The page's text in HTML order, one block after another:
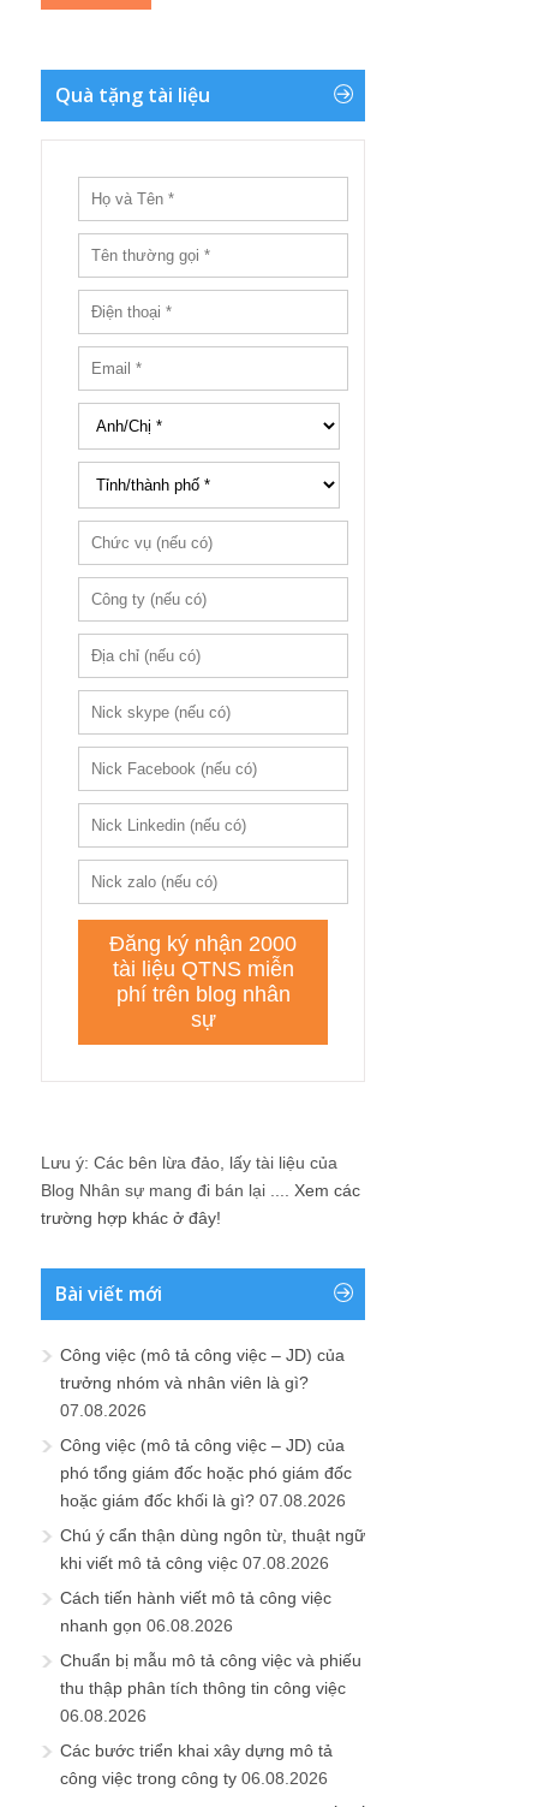
Quà tặng tài liệu
Lưu ý: Các bên lừa đảo, lấy tài liệu của
Blog Nhân sự mang đi bán lại .... Xem các
trường hợp khác ở đây!
Bài viết mới
Công việc (mô tả công việc – JD) của
trưởng nhóm và nhân viên là gì?
07.08.2026
Công việc (mô tả công việc – JD) của
phó tổng giám đốc hoặc phó giám đốc
hoặc giám đốc khối là gì? 07.08.2026
Chú ý cẩn thận dùng ngôn từ, thuật ngữ
khi viết mô tả công việc 07.08.2026
Cách tiến hành viết mô tả công việc
nhanh gọn 06.08.2026
Chuẩn bị mẫu mô tả công việc và phiếu
thu thập phân tích thông tin công việc
06.08.2026
Các bước triển khai xây dựng mô tả
công việc trong công ty 06.08.2026